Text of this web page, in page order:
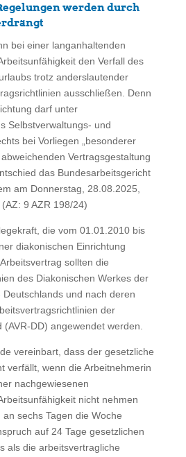
werden durch
bei einer langanhaltenden
den Verfall des
trotz anderslautender
ausschließen. Denn
darf unter
Selbstverwaltungs- und
bei Vorliegen „besonderer
Vertragsgestaltung
das Bundesarbeitsgericht
am Donnerstag, 28.08.2025,
9 AZR 198/24)
die vom 01.01.2010 bis
diakonischen Einrichtung
sollten die
des Diakonischen Werkes der
Deutschlands und nach deren
der
DD) angewendet werden.
vereinbart, dass der gesetzliche
verfällt, wenn die Arbeitnehmerin
nachgewiesenen
nicht nehmen
sechs Tagen die Woche
auf 24 Tage gesetzlichen
als die arbeitsvertragliche